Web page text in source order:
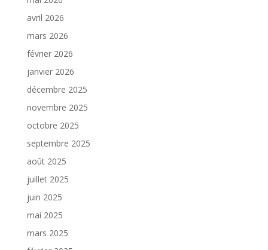
avril 2026
mars 2026
février 2026
janvier 2026
décembre 2025
novembre 2025
octobre 2025
septembre 2025
août 2025
juillet 2025
juin 2025
mai 2025
mars 2025